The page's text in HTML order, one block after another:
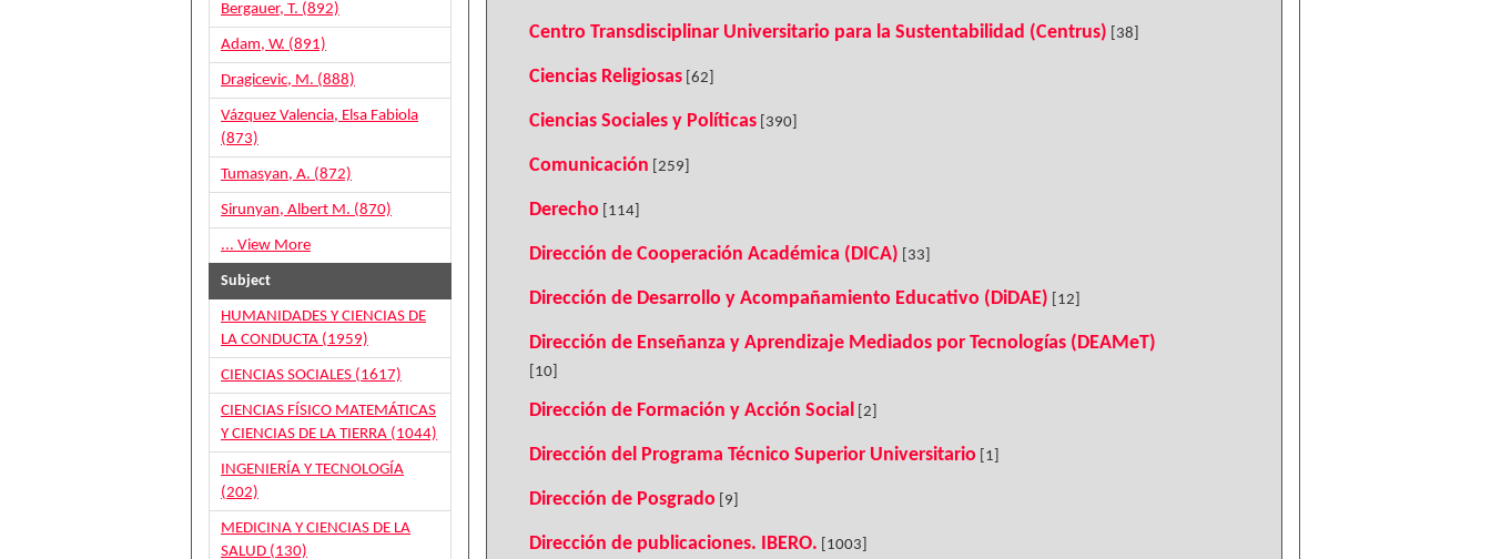
Centro Transdisciplinar Universitario para la Sustentabilidad (Centrus) [38]
Ciencias Religiosas[62]
Ciencias Sociales y Políticas[390]
Comunicación [259]
Derecho [114]
Dirección de Cooperación Académica (DICA) [33]
Dirección de Desarrollo y Acompañamiento Educativo (DiDAE) [12]
Dirección de Enseñanza y Aprendizaje Mediados por Tecnologías (DEAMeT)
[10]
Dirección de Formación y Acción Social[2]
Dirección del Programa Técnico Superior Universitario [1]
Dirección de Posgrado [9]
Dirección de publicaciones. IBERO. [1003]
Bergauer, T. (892)
Adam, W. (891)
Dragicevic, M. (888)
Vázquez Valencia, Elsa Fabiola
(873)
Tumasyan, A. (872)
Sirunyan, Albert M. (870)
... View More
Subject
HUMANIDADES Y CIENCIAS DE
LA CONDUCTA (1959)
CIENCIAS SOCIALES (1617)
CIENCIAS FÍSICO MATEMÁTICAS
Y CIENCIAS DE LA TIERRA (1044)
INGENIERÍA Y TECNOLOGÍA
(202)
MEDICINA Y CIENCIAS DE LA
SALUD (130)